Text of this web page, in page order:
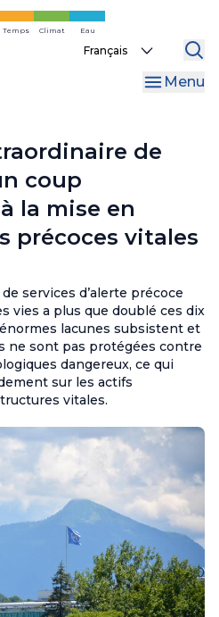
Temps Climat Eau
Select
Menu
de
coup
la mise en
précoces vitales
services d’alerte précoce
vies a plus que doublé ces dix
lacunes subsistent et
ne sont pas protégées contre
dangereux, ce qui
sur les actifs
vitales.